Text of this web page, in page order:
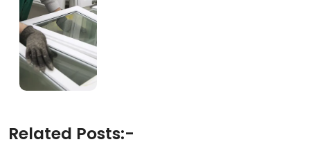
Related Posts:-